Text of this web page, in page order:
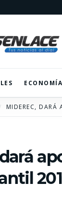
ECONOMÍA
MIDEREC, DARÁ